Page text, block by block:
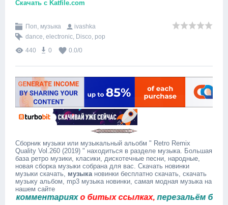
Скачать с Katfile.com
Поп, музыка
ivashka
dance, electronic, Disco, pop
440
0 0.0/0
Сборник музыки или музыкальный альобм " Retro Remix
Quality Vol.260 (2019) " находиться в разделе музыка. Большая
база ретро музики, класики, дискотечные песни, народные,
новая сборка музыки собрана для вас. Скачать новинки
музыки скачать, музыкановинки бесплатно скачать, скачать
музыку альбом, mp3 музыка новинки, самая модная музыка на
нашем сайте
о битых ссылках,перезальём быстро.